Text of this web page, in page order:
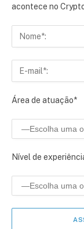
acontece no
Área de atuação*
Nível de